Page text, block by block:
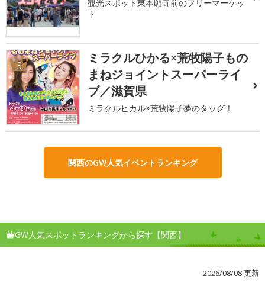
観光スポット東本願寺前のフリーマーケッ
ト
3
ミラクルひかる×荒牧陽子もの
まねジョイントスーパーライ
ブ／滋賀県
ミラクルヒカル×荒牧陽子夢のタッグ！
関西のGW人気イベントランキング
GW人気スポットランキングから探す【関西】
2026/08/08 更新